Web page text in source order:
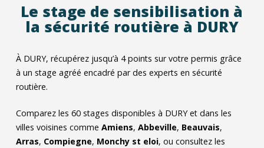
Le stage de sensibilisation à
la sécurité routière à DURY
À DURY, récupérez jusqu’à 4 points sur votre permis grâce
à un stage agréé encadré par des experts en sécurité
routière.
Comparez les 60stages disponibles à DURY et dans les
villes voisines comme Amiens, Abbeville, Beauvais,
Arras, Compiegne, Monchy st eloi, ou consultez les